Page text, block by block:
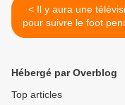
< Il y aura une télévision
pour suivre le foot
la fête
Hébergé par Overblog
Top articles